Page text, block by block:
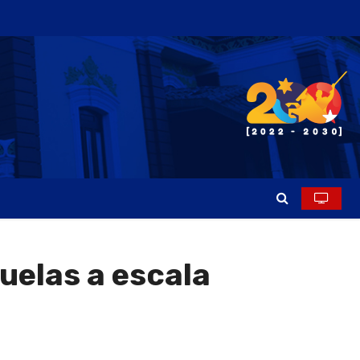
a escala